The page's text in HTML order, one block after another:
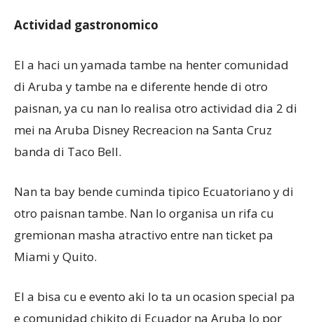
Actividad gastronomico
El a haci un yamada tambe na henter comunidad
di Aruba y tambe na e diferente hende di otro
paisnan, ya cu nan lo realisa otro actividad dia 2 di
mei na Aruba Disney Recreacion na Santa Cruz
banda di Taco Bell.
Nan ta bay bende cuminda tipico Ecuatoriano y di
otro paisnan tambe. Nan lo organisa un rifa cu
gremionan masha atractivo entre nan ticket pa
Miami y Quito.
El a bisa cu e evento aki lo ta un ocasion special pa
e comunidad chikito di Ecuador na Aruba lo por